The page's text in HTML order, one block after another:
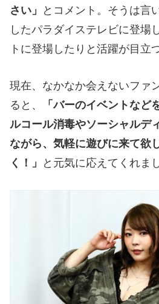
さい」
とコメント。そうは言
したパラダイステレビに登場
トに登場したりと活躍が目立
現在、なかなか会えないファ
ると、
「バーのイベントなど
ルコール消毒やソーシャルデ
ながら、気軽に遊びに来て欲
く！」
と元気に応えてくれま